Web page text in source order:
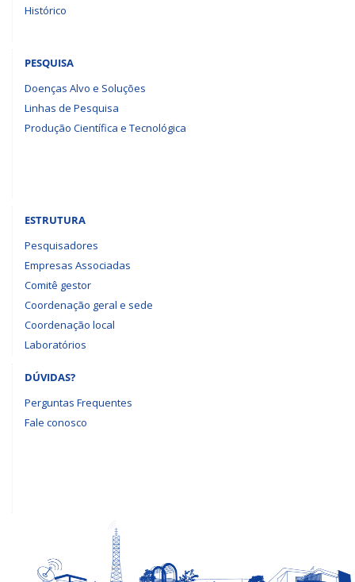
Histórico
PESQUISA
Doenças Alvo e Soluções
Linhas de Pesquisa
Produção Científica e Tecnológica
ESTRUTURA
Pesquisadores
Empresas Associadas
Comitê gestor
Coordenação geral e sede
Coordenação local
Laboratórios
DÚVIDAS?
Perguntas Frequentes
Fale conosco